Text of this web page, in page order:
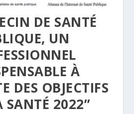
DE SANTÉ
UN
À
DES OBJECTIFS
SANTÉ 2022”